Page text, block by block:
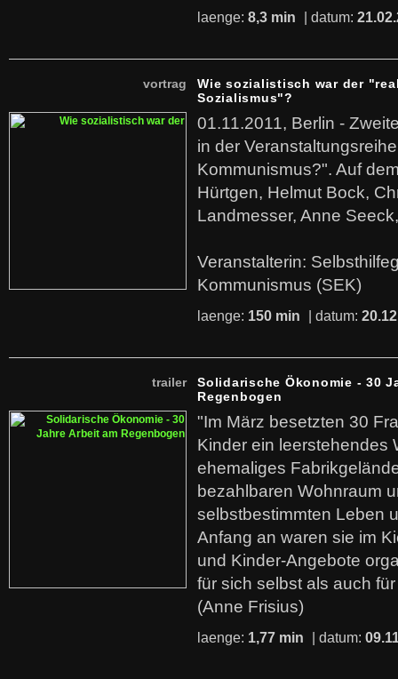
laenge: 8,3 min | datum:
vortrag
Wie sozialistisch war der
Sozialismus"?
01.11.2011, Berlin -
in der
Kommunismus?". Auf
Hürtgen, Helmut Bock,
Landmesser, Anne
Veranstalterin:
Kommunismus (SEK)
laenge: 150 min | datum:
trailer
Solidarische Ökonomie - 30
Regenbogen
"Im März besetzten 30
Kinder ein leerstehendes
ehemaliges
bezahlbaren Wohnraum
selbstbestimmten Leben
Anfang an waren sie im
und Kinder-Angebote
für sich selbst als auch
(Anne Frisius)
laenge: 1,77 min | datum: